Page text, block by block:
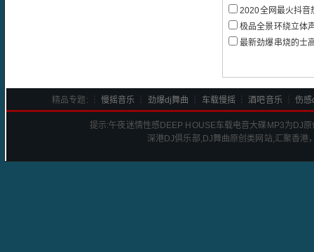
2020全网最火抖音热播
极品全景环绕立体
最新劲爆串烧的士
精品专题: ┆ 慢摇音乐 劲爆dj舞曲 车载慢摇 ┆酒吧音乐┆伤感
提示:午夜迷情性感DEEP HOUSE车载电音大碟 MP3为DJ
深港DJ俱乐部,DJ舞曲原创类网站,汇聚香港